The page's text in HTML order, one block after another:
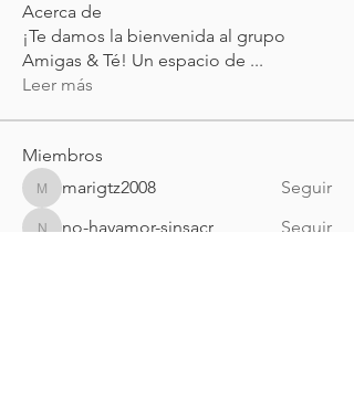
Acerca de
¡Te damos la bienvenida al grupo
Amigas & Té! Un espacio de ...
Leer más
Miembros
marigtz2008
marigtz2008 Seguir
no-hayamor-sinsacr
no-hayamor-sinsacr Seguir